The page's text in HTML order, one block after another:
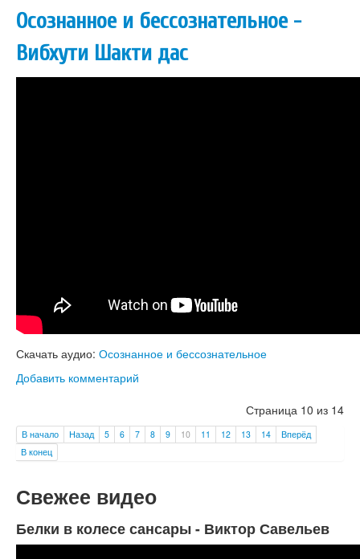
Осознанное и бессознательное -
Вибхути Шакти дас
Скачать аудио: Осознанное и бессознательное
Добавить комментарий
Страница 10 из 14
В начало Назад 5 6 7 8 9 10 11 12 13 14
Вперёд
В конец
Свежее видео
Белки в колесе сансары - Виктор Савельев